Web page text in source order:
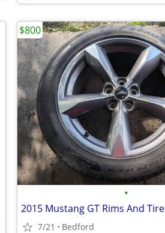
•
7/21 Bedford
$800